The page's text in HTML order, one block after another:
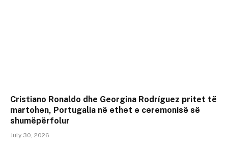
Cristiano Ronaldo dhe Georgina Rodríguez pritet të
martohen, Portugalia në ethet e ceremonisë së
shumëpërfolur
July 30, 2026